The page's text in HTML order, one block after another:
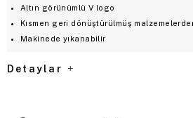
Altın görünümlü V logo
Kısmen geri dönüştürülmüş
Makinede yıkanabilir
Detaylar